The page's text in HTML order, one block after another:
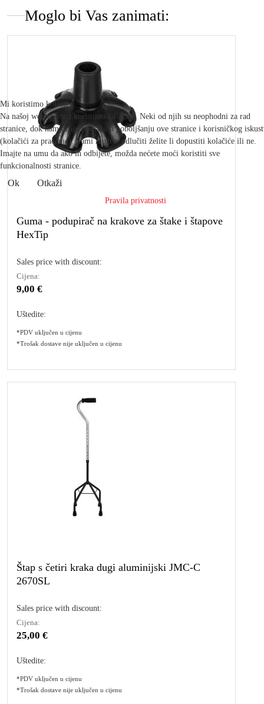
Moglo bi Vas zanimati:
Guma - podupirač na krakove za štake i štapove
HexTip
Sales price with discount:
Cijena:
9,00 €
Uštedite:
*PDV uključen u cijenu
*Trošak dostave nije uključen u cijenu
Štap s četiri kraka dugi aluminijski JMC-C
2670SL
Sales price with discount:
Cijena:
25,00 €
Uštedite:
*PDV uključen u cijenu
*Trošak dostave nije uključen u cijenu
Mi koristimo kolačiće
Na našoj web stranici koristimo kolačiće. Neki od njih su neophodni za rad
stranice, dok nam drugi pomažu u poboljšanju ove stranice i korisničkog
(kolačići za praćenje). Sami možete odlučiti želite li dopustiti kolačiće ili ne.
Imajte na umu da ako ih odbijete, možda nećete moći koristiti sve
funkcionalnosti stranice.
Ok Otkaži
Pravila privatnosti